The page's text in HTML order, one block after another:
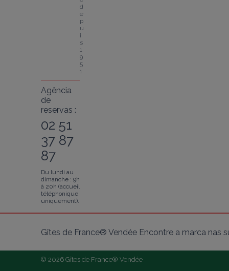
d
e
p
u
i
s
1
9
5
1
Agência
de
reservas :
02 51
37 87
87
Du lundi au
dimanche : 9h
à 20h (accueil
téléphonique
uniquement).
Gîtes de France® Vendée Encontre a marca nas
© 2026 Gîtes de France® Vendée